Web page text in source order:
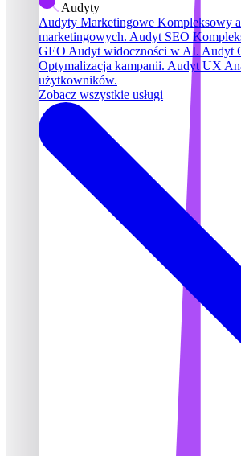
Audyty
Audyty Marketingowe Kompleksowy
marketingowych. Audyt SEO
GEO Audyt widoczności w AI. Audyt
Optymalizacja kampanii. Audyt UX
użytkowników.
Zobacz wszystkie usługi